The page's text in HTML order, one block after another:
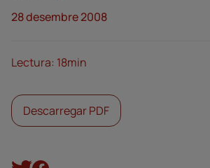
28 desembre 2008
Lectura: 18min
Descarregar PDF